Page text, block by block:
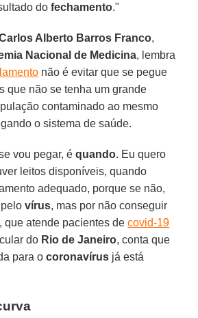
dofechamento."
Alberto Barros Franco,
Nacional de Medicina, lembra
não é evitar que se pegue
que não se tenha um grande
contaminado ao mesmo
o sistema de saúde.
vou pegar, équando. Eu quero
leitos disponíveis, quando
adequado, porque se não,
pelovírus, mas por não conseguir
que atende pacientes decovid-19
do Rio de Janeiro, conta que
para ocoronavírus já está